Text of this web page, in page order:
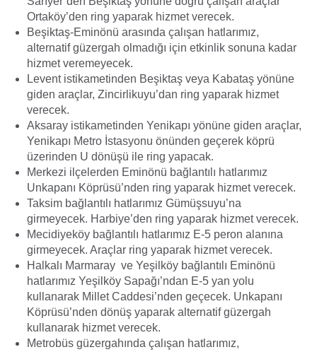
Ortaköy’den ring yaparak hizmet verecek.
Beşiktaş-Eminönü arasında çalışan hatlarımız,
alternatif güzergah olmadığı için etkinlik sonuna kadar
hizmet veremeyecek.
Levent istikametinden Beşiktaş veya Kabataş yönüne
giden araçlar, Zincirlikuyu’dan ring yaparak hizmet
verecek.
Aksaray istikametinden Yenikapı yönüne giden araçlar,
Yenikapı Metro İstasyonu önünden geçerek köprü
üzerinden U dönüşü ile ring yapacak.
Merkezi ilçelerden Eminönü bağlantılı hatlarımız
Unkapanı Köprüsü’nden ring yaparak hizmet verecek.
Taksim bağlantılı hatlarımız Gümüşsuyu’na
girmeyecek. Harbiye’den ring yaparak hizmet verecek.
Mecidiyeköy bağlantılı hatlarımız E-5 peron alanına
girmeyecek. Araçlar ring yaparak hizmet verecek.
Halkalı Marmaray ve Yeşilköy bağlantılı Eminönü
hatlarımız Yeşilköy Sapağı’ndan E-5 yan yolu
kullanarak Millet Caddesi’nden geçecek. Unkapanı
Köprüsü’nden dönüş yaparak alternatif güzergah
kullanarak hizmet verecek.
Metrobüs güzergahında çalışan hatlarımız,